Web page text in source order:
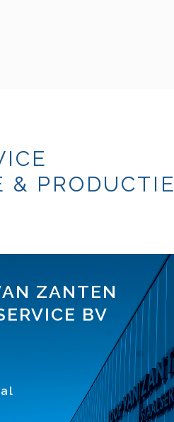
& PRODUCTIE
ZANTEN
BV